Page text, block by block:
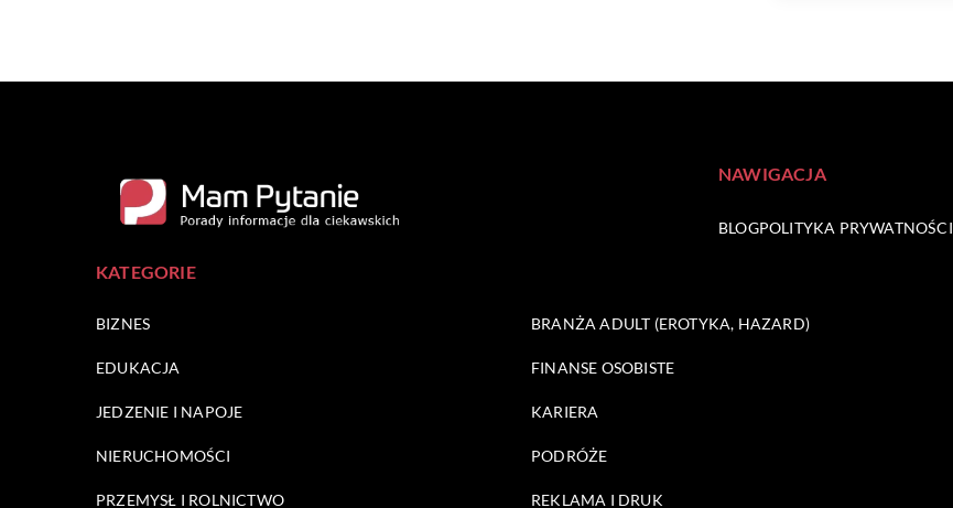
NAWIGACJA
BLOGPOLITYKA PRYWATNOŚCI
KATEGORIE
BIZNES BRANŻA ADULT (EROTYKA, HAZARD)
EDUKACJA FINANSE OSOBISTE
JEDZENIE I NAPOJE KARIERA
NIERUCHOMOŚCI PODRÓŻE
PRZEMYSŁ I ROLNICTWO REKLAMA I DRUK